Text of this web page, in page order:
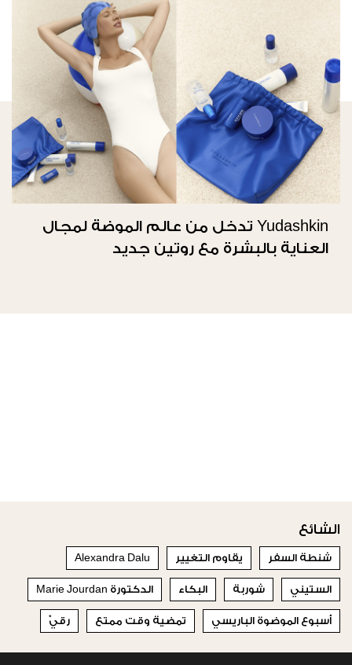
Yudashkin تدخل من عالم الموضة لمجال
العناية بالبشرة مع روتين جديد
الشائع
شنطة السفر يقاوم التغيير Alexandra Dalu
الستيني شوربة البكاء الدكتورة Marie Jourdan
أسبوع الموضوة الباريسي تمضية وقت ممتع رقيّ